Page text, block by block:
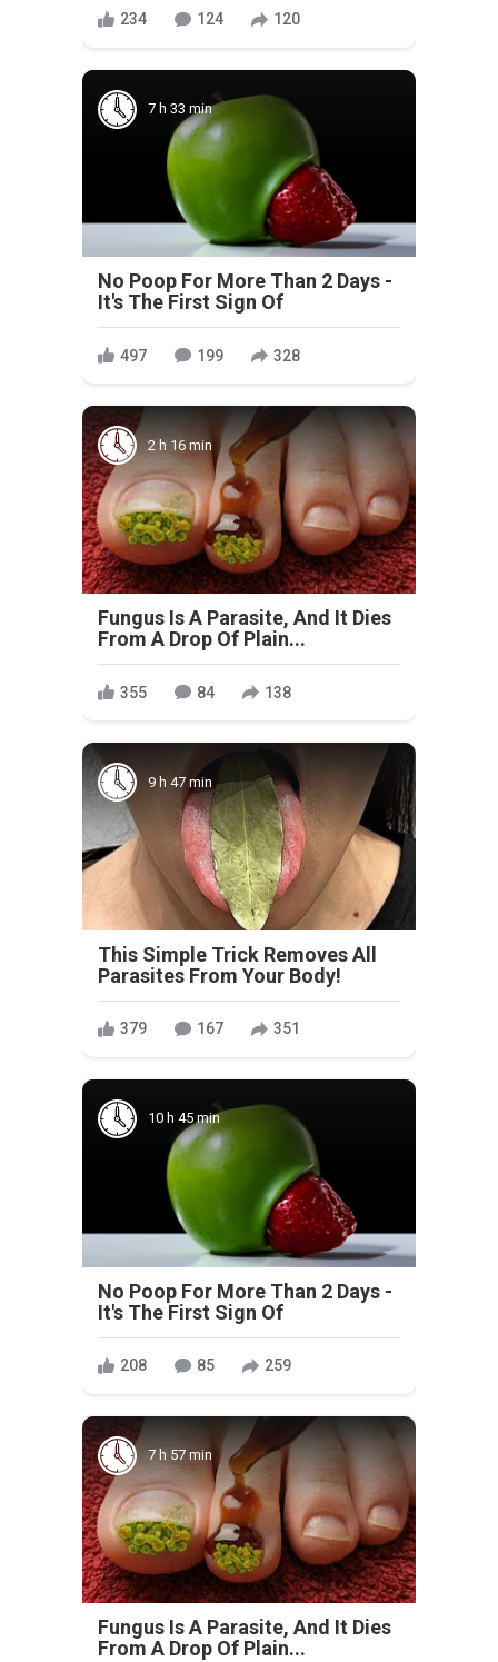
234 124 120
7 h 33 min
No Poop For More Than 2 Days -
It's The First Sign Of
497 199 328
2 h 16 min
Fungus Is A Parasite, And It Dies
From A Drop Of Plain...
355 84 138
9 h 47 min
This Simple Trick Removes All
Parasites From Your Body!
379 167 351
10 h 45 min
No Poop For More Than 2 Days -
It's The First Sign Of
208 85 259
7 h 57 min
Fungus Is A Parasite, And It Dies
From A Drop Of Plain...